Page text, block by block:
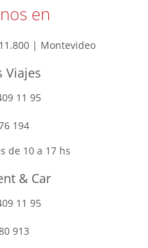
en
| Montevideo
Viajes
11 95
194
de 10 a 17 hs
& Car
11 95
913